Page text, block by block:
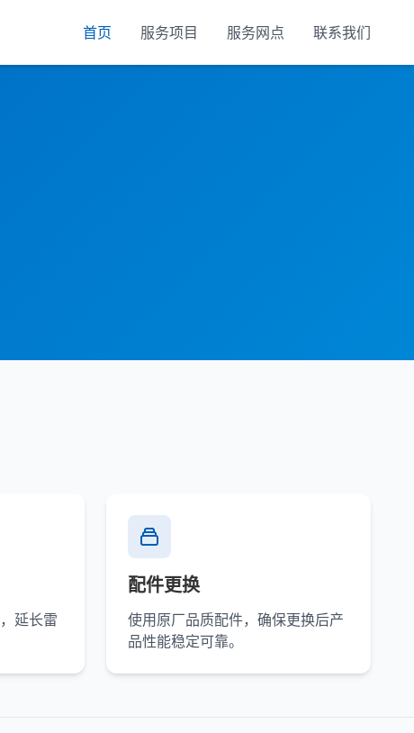
首页 服务项目 服务网点 联系我们
延长雷
配件更换
使用原厂品质配件，确保更换后产
品性能稳定可靠。